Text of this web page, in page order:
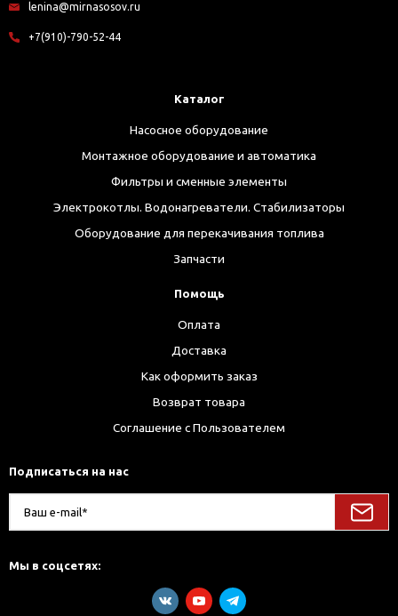
lenina@mirnasosov.ru
+7(910)-790-52-44
Каталог
Насосное оборудование
Монтажное оборудование и автоматика
Фильтры и сменные элементы
Электрокотлы. Водонагреватели. Стабилизаторы
Оборудование для перекачивания топлива
Запчасти
Помощь
Оплата
Доставка
Как оформить заказ
Возврат товара
Соглашение с Пользователем
Подписаться на нас
Мы в соцсетях: